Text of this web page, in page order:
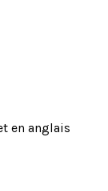
en anglais